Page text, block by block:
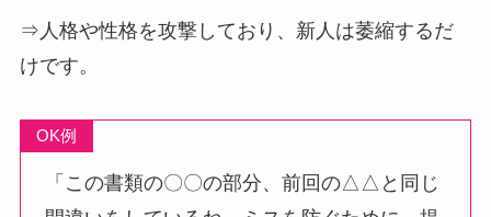
⇒人格や性格を攻撃しており、新人は萎縮するだ
けです。
OK例
「この書類の〇〇の部分、前回の△△と同じ